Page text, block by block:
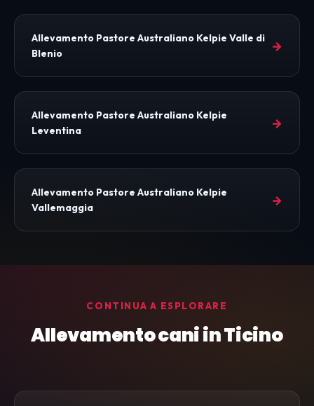
Allevamento Pastore Australiano Kelpie Valle di
Blenio
→
Allevamento Pastore Australiano Kelpie
Leventina
→
Allevamento Pastore Australiano Kelpie
Vallemaggia
→
CONTINUA A ESPLORARE
Allevamento cani in Ticino